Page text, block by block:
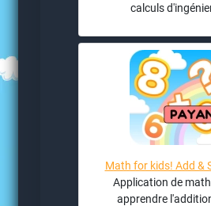
calculs
Math for kids! Add &
Application de
apprendre